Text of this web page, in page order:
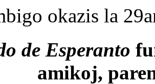
okazis la
de Esperanto
amikoj,